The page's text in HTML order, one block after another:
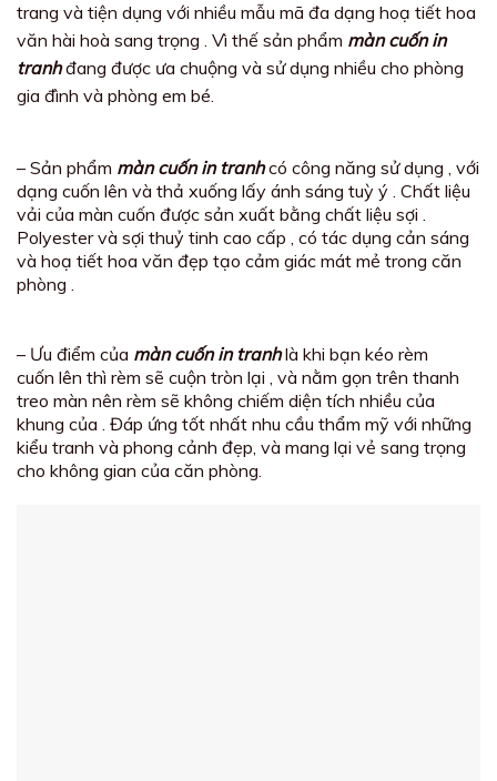
trang và tiện dụng với nhiều mẫu mã đa dạng hoạ tiết hoa
văn hài hoà sang trọng . Vì thế sản phẩm màn cuốn in
tranhđang được ưa chuộng và sử dụng nhiều cho phòng
gia đình và phòng em bé.
– Sản phẩm màn cuốn in tranhcó công năng sử dụng , với
dạng cuốn lên và thả xuống lấy ánh sáng tuỳ ý . Chất liệu
vải của màn cuốn được sản xuất bằng chất liệu sợi .
Polyester và sợi thuỷ tinh cao cấp , có tác dụng cản sáng
và hoạ tiết hoa văn đẹp tạo cảm giác mát mẻ trong căn
phòng .
– Ưu điểm của màn cuốn in tranhlà khi bạn kéo rèm
cuốn lên thì rèm sẽ cuộn tròn lại , và nằm gọn trên thanh
treo màn nên rèm sẽ không chiếm diện tích nhiều của
khung của . Đáp ứng tốt nhất nhu cầu thẩm mỹ với những
kiểu tranh và phong cảnh đẹp, và mang lại vẻ sang trọng
cho không gian của căn phòng.